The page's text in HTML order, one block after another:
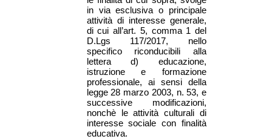
in via esclusiva o principale
attività di interesse generale,
di cui all’art. 5, comma 1 del
D.Lgs 117/2017, nello
specifico riconducibili alla
lettera d) educazione,
istruzione e formazione
professionale, ai sensi della
legge 28 marzo 2003, n. 53, e
successive modificazioni,
nonchè le attività culturali di
interesse sociale con finalità
educativa.